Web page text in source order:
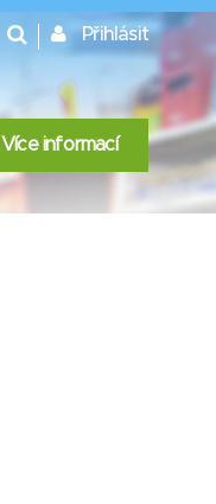
Přihlásit
Více informací